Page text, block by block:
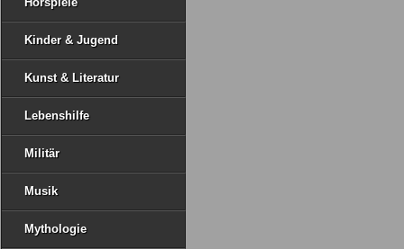
Kinder & Jugend
Kunst & Literatur
Lebenshilfe
Militär
Musik
Mythologie